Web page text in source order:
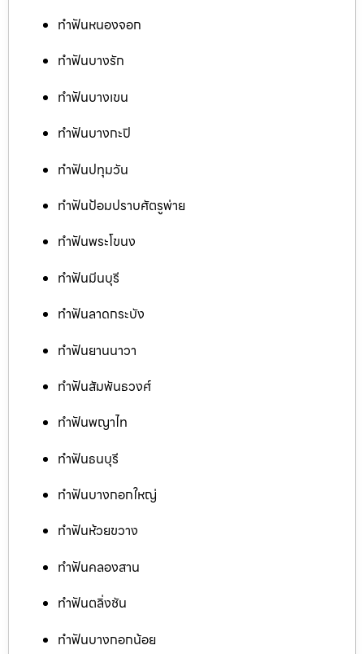
ทำฟันหนองจอก
ทำฟันบางรัก
ทำฟันบางเขน
ทำฟันบางกะปิ
ทำฟันปทุมวัน
ทำฟันป้อมปราบศัตรูพ่าย
ทำฟันพระโขนง
ทำฟันมีนบุรี
ทำฟันลาดกระบัง
ทำฟันยานนาวา
ทำฟันสัมพันธวงศ์
ทำฟันพญาไท
ทำฟันธนบุรี
ทำฟันบางกอกใหญ่
ทำฟันห้วยขวาง
ทำฟันคลองสาน
ทำฟันตลิ่งชัน
ทำฟันบางกอกน้อย